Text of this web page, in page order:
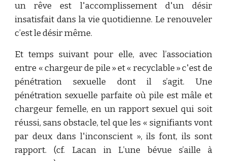
un rêve est l'accomplissement d'un désir
insatisfait dans la vie quotidienne. Le renouveler
c’est le désir même.
Et temps suivant pour elle, avec l’association
entre « chargeur de pile » et « recyclable » c'est de
pénétration sexuelle dont il s’agit. Une
pénétration sexuelle parfaite où pile est mâle et
chargeur femelle, en un rapport sexuel qui soit
réussi, sans obstacle, tel que les « signifiants vont
par deux dans l'inconscient », ils font, ils sont
rapport. (cf. Lacan in L’une bévue s’aille à